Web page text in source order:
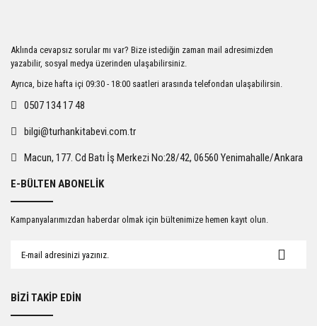
Aklında cevapsız sorular mı var? Bize istediğin zaman mail adresimizden
yazabilir, sosyal medya üzerinden ulaşabilirsiniz.
Ayrıca, bize hafta içi 09:30 - 18:00 saatleri arasında telefondan ulaşabilirsin.
0507 134 17 48
bilgi@turhankitabevi.com.tr
Macun, 177. Cd Batı İş Merkezi No:28/42, 06560 Yenimahalle/Ankara
E-BÜLTEN ABONELİK
Kampanyalarımızdan haberdar olmak için bültenimize hemen kayıt olun.
BİZİ TAKİP EDİN